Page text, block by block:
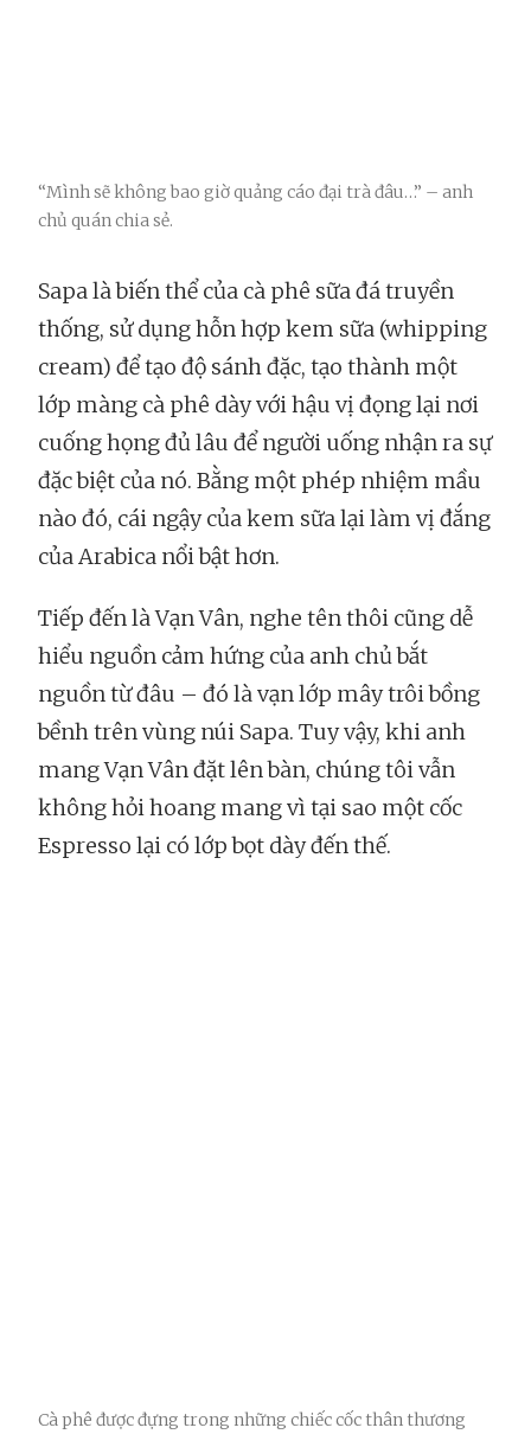
“Mình sẽ không bao giờ quảng cáo đại trà đâu…” – anh
chủ quán chia sẻ.
Sapa là biến thể của cà phê sữa đá truyền
thống, sử dụng hỗn hợp kem sữa (whipping
cream) để tạo độ sánh đặc, tạo thành một
lớp màng cà phê dày với hậu vị đọng lại nơi
cuống họng đủ lâu để người uống nhận ra sự
đặc biệt của nó. Bằng một phép nhiệm mầu
nào đó, cái ngậy của kem sữa lại làm vị đắng
của Arabica nổi bật hơn.
Tiếp đến là Vạn Vân, nghe tên thôi cũng dễ
hiểu nguồn cảm hứng của anh chủ bắt
nguồn từ đâu – đó là vạn lớp mây trôi bồng
bềnh trên vùng núi Sapa. Tuy vậy, khi anh
mang Vạn Vân đặt lên bàn, chúng tôi vẫn
không hỏi hoang mang vì tại sao một cốc
Espresso lại có lớp bọt dày đến thế.
Cà phê được đựng trong những chiếc cốc thân thương